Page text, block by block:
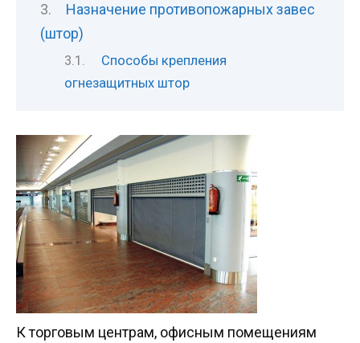
Назначение противопожарных завес
(штор)
Способы крепления
огнезащитных штор
К торговым центрам, офисным помещениям